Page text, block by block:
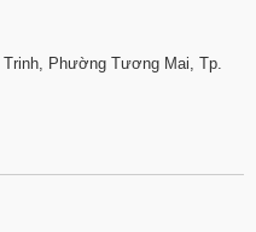
Phường Tương Mai, Tp.